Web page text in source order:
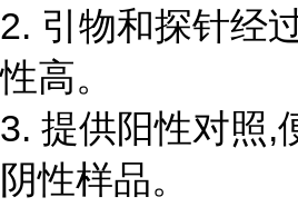
2. 引物和探针经
性高。
3. 提供阳性对照,
阴性样品。